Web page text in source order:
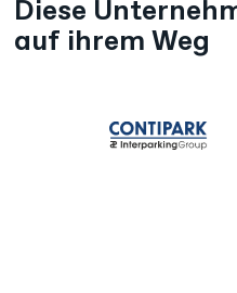
Diese
auf ihrem Weg